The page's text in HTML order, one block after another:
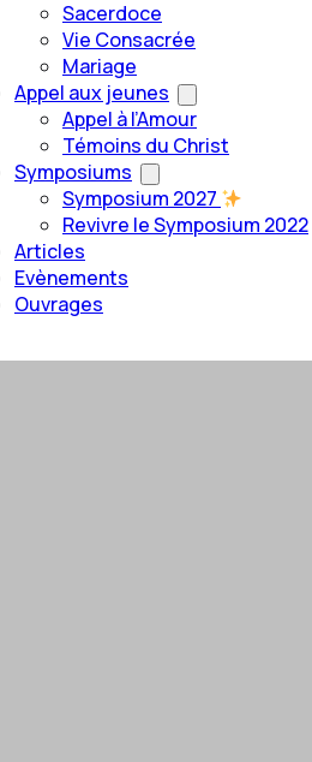
Sacerdoce
Vie Consacrée
Mariage
Appel aux jeunes
Appel à l’Amour
Témoins du Christ
Symposiums
Symposium 2027
Revivre le Symposium 2022
Articles
Evènements
Ouvrages